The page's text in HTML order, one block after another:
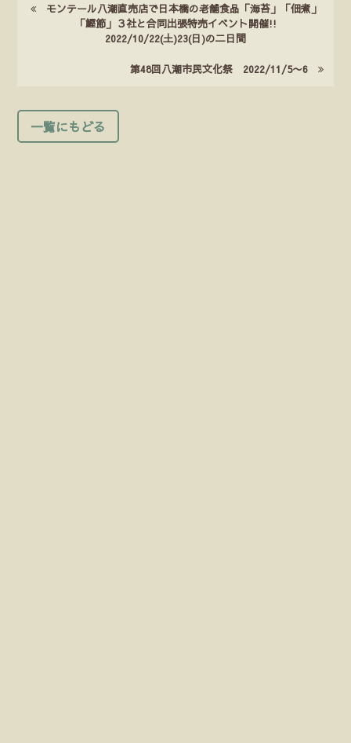
モンテール八潮直売店で日本橋の老舗食品「海苔」「佃煮」
「鰹節」３社と合同出張特売イベント開催!!
2022/10/22(土)23(日)の二日間
第48回八潮市民文化祭 2022/11/5〜6
一覧にもどる